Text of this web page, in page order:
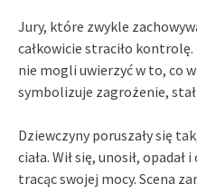
Jury, które zwykle
całkowicie straciło
nie mogli uwierzyć w to, co
symbolizuje zagrożenie,
Dziewczyny poruszały się
ciała. Wił się, unosił,
tracąc swojej mocy. Scena